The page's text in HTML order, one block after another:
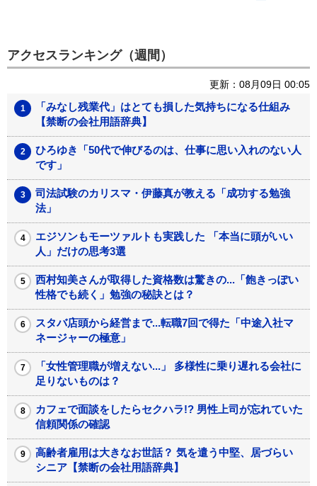
アクセスランキング（週間）
更新：08月09日 00:05
「みなし残業代」はとても損した気持ちになる仕組み
【禁断の会社用語辞典】
ひろゆき「50代で伸びるのは、仕事に思い入れのない人
です」
司法試験のカリスマ・伊藤真が教える「成功する勉強
法」
エジソンもモーツァルトも実践した 「本当に頭がいい
人」だけの思考3選
西村知美さんが取得した資格数は驚きの...「飽きっぽい
性格でも続く」勉強の秘訣とは？
スタバ店頭から経営まで...転職7回で得た「中途入社マ
ネージャーの極意」
「女性管理職が増えない...」 多様性に乗り遅れる会社に
足りないものは？
カフェで面談をしたらセクハラ!? 男性上司が忘れていた
信頼関係の確認
高齢者雇用は大きなお世話？ 気を遣う中堅、居づらい
シニア【禁断の会社用語辞典】